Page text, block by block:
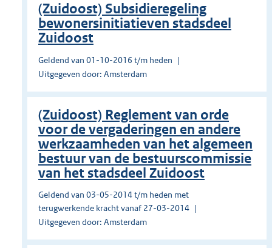
(Zuidoost) Subsidieregeling
bewonersinitiatieven stadsdeel
Zuidoost
Geldend van 01-10-2016 t/m heden
Uitgegeven door: Amsterdam
(Zuidoost) Reglement van orde
voor de vergaderingen en andere
werkzaamheden van het algemeen
bestuur van de bestuurscommissie
van het stadsdeel Zuidoost
Geldend van 03-05-2014 t/m heden met
terugwerkende kracht vanaf 27-03-2014
Uitgegeven door: Amsterdam